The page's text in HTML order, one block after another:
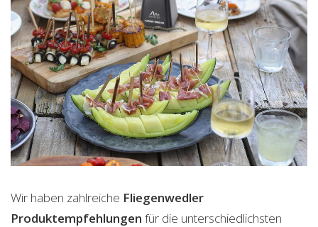
Wir haben zahlreiche Fliegenwedler
Produktempfehlungen für die unterschiedlichsten